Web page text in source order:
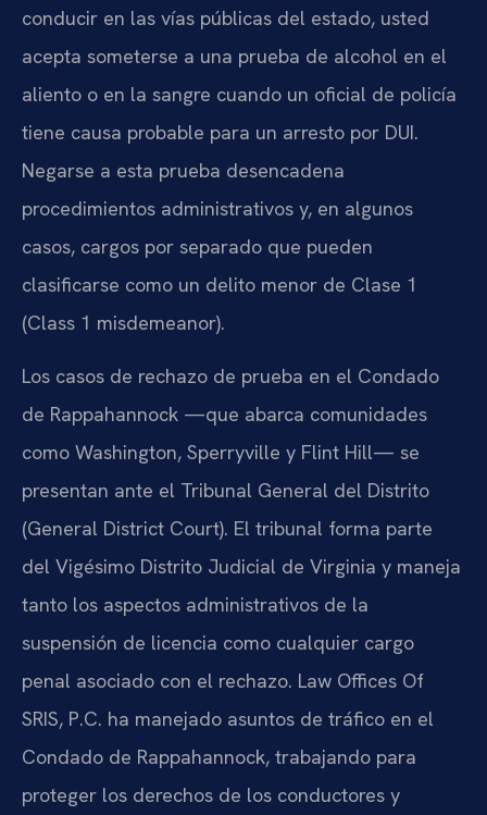
conducir en las vías públicas del estado, usted
acepta someterse a una prueba de alcohol en el
aliento o en la sangre cuando un oficial de policía
tiene causa probable para un arresto por DUI.
Negarse a esta prueba desencadena
procedimientos administrativos y, en algunos
casos, cargos por separado que pueden
clasificarse como un delito menor de Clase 1
(Class 1 misdemeanor).
Los casos de rechazo de prueba en el Condado
de Rappahannock —que abarca comunidades
como Washington, Sperryville y Flint Hill— se
presentan ante el Tribunal General del Distrito
(General District Court). El tribunal forma parte
del Vigésimo Distrito Judicial de Virginia y maneja
tanto los aspectos administrativos de la
suspensión de licencia como cualquier cargo
penal asociado con el rechazo. Law Offices Of
SRIS, P.C. ha manejado asuntos de tráfico en el
Condado de Rappahannock, trabajando para
proteger los derechos de los conductores y